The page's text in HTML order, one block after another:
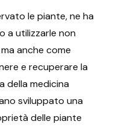
le piante, ne ha
a utilizzarle non
anche come
e recuperare la
della medicina
sviluppato una
delle piante